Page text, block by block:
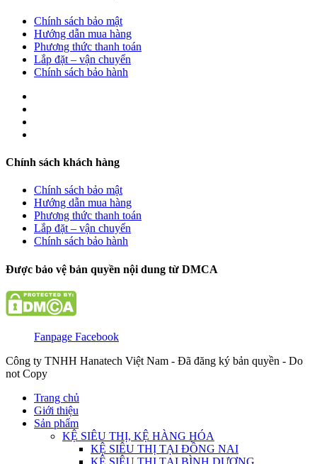
Chính sách bảo mật
Hướng dẫn mua hàng
Phương thức thanh toán
Lắp đặt – vận chuyển
Chính sách bảo hành
Chính sách khách hàng
Chính sách bảo mật
Hướng dẫn mua hàng
Phương thức thanh toán
Lắp đặt – vận chuyển
Chính sách bảo hành
Được bảo vệ bản quyền nội dung từ DMCA
Fanpage Facebook
Công ty TNHH Hanatech Việt Nam - Đã đăng ký bản quyền - Do
not Copy
Trang chủ
Giới thiệu
Sản phẩm
KỆ SIÊU THỊ, KỆ HÀNG HÓA
KỆ SIÊU THỊ TẠI ĐỒNG NAI
KỆ SIÊU THỊ TẠI BÌNH DƯƠNG